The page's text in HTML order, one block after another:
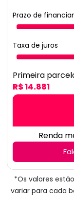
Prazo de
Taxa de juros
Primeira
R$ 14.881
Renda
*Os valores
variar para cada